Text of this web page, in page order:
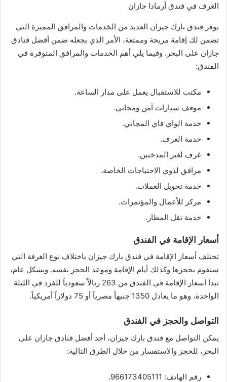
الغرف في فندق أرمادا جازان
يوفر فندق بارك جيزان العديد من الخدمات والمرافق المميزة التي
تضمن لك إقامة مريحة وممتعة، الأمر الذي يجعله ضمن أفضل فنادق
جازان على البحر. وفيما يلي أهم الخدمات والمرافق المتوفرة في
الفندق:
مكتب للاستقبال يعمل على مدار الساعة.
موقف سيارات آمن ومجاني.
خدمة الواي فاي المجاني.
خدمة الغرف.
غرف لغير المدخنين.
مرافق لذوي الاحتياجات الخاصة.
خدمة تحويل العملات.
مركز للأعمال والمؤتمرات.
خدمة نقل المطار.
أسعار الإقامة في الفندق
تختلف أسعار الإقامة في فندق بارك جيزان باختلاف نوع الغرفة التي
ستقوم بحجزها وكذلك أيام الإقامة وموعد الحجز نفسه. وبشكل عام،
تبدأ أسعار الإقامة في الفندق من 263 ريالاً سعودياً للفرد في الليلة
الواحدة، وهو ما يعادل 1350 جنيهاً مصرياً أو 75 دولاراً أمريكياً.
التواصل والحجز في الفندق
يمكن التواصل مع فندق بارك جيزان، أحد أفضل فنادق جازان على
البحر، للحجز والاستفسار من خلال الطرق التالية:
رقم الهاتف: 966173405111.